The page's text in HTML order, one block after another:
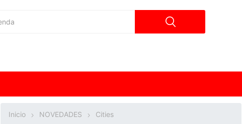
Inicio NOVEDADES Cities